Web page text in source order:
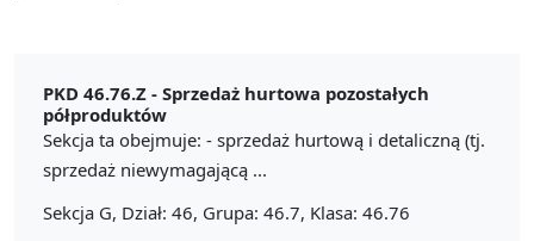
PKD 46.76.Z - Sprzedaż hurtowa pozostałych
półproduktów
Sekcja ta obejmuje: - sprzedaż hurtową i detaliczną (tj.
sprzedaż niewymagającą ...
Sekcja G, Dział: 46, Grupa: 46.7, Klasa: 46.76